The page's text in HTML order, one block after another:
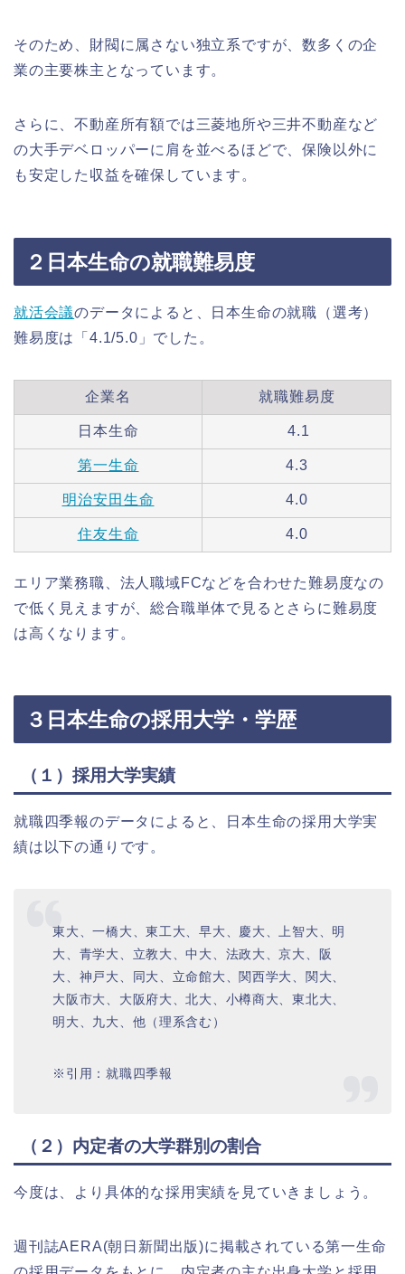
そのため、財閥に属さない独立系ですが、数多くの企
業の主要株主となっています。
さらに、不動産所有額では三菱地所や三井不動産など
の大手デベロッパーに肩を並べるほどで、保険以外に
も安定した収益を確保しています。
２日本生命の就職難易度
就活会議のデータによると、日本生命の就職（選考）
難易度は「4.1/5.0」でした。
企業名 就職難易度
日本生命 4.1
第一生命 4.3
明治安田生命 4.0
住友生命 4.0
エリア業務職、法人職域FCなどを合わせた難易度なの
で低く見えますが、総合職単体で見るとさらに難易度
は高くなります。
３日本生命の採用大学・学歴
（１）採用大学実績
就職四季報のデータによると、日本生命の採用大学実
績は以下の通りです。
東大、一橋大、東工大、早大、慶大、上智大、明
大、青学大、立教大、中大、法政大、京大、阪
大、神戸大、同大、立命館大、関西学大、関大、
大阪市大、大阪府大、北大、小樽商大、東北大、
明大、九大、他（理系含む）
※引用：就職四季報
（２）内定者の大学群別の割合
今度は、より具体的な採用実績を見ていきましょう。
週刊誌AERA(朝日新聞出版)に掲載されている第一生命